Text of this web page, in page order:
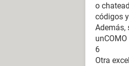
o
códigos
Además,
6
Otra